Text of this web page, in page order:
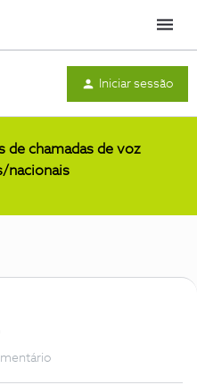
Menu
Iniciar sessão
de chamadas de voz
nacionais